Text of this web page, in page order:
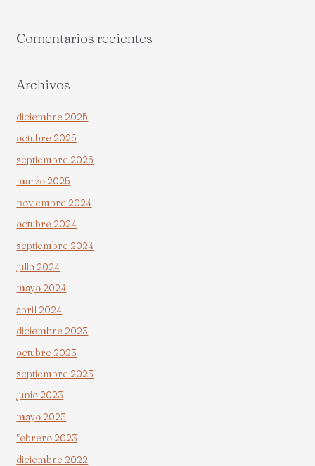
Comentarios recientes
Archivos
diciembre 2025
octubre 2025
septiembre 2025
marzo 2025
noviembre 2024
octubre 2024
septiembre 2024
julio 2024
mayo 2024
abril 2024
diciembre 2023
octubre 2023
septiembre 2023
junio 2023
mayo 2023
febrero 2023
diciembre 2022